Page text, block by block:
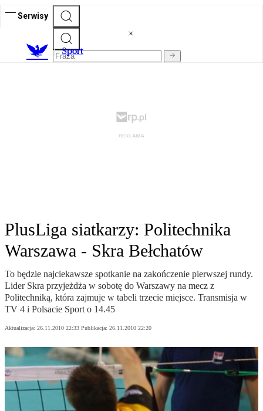
Serwisy
Sport
PlusLiga siatkarzy: Politechnika
Warszawa - Skra Bełchatów
To będzie najciekawsze spotkanie na zakończenie pierwszej rundy.
Lider Skra przyjeżdża w sobotę do Warszawy na mecz z
Politechniką, która zajmuje w tabeli trzecie miejsce. Transmisja w
TV 4 i Polsacie Sport o 14.45
Aktualizacja: 26.11.2010 22:33 Publikacja: 26.11.2010 22:20